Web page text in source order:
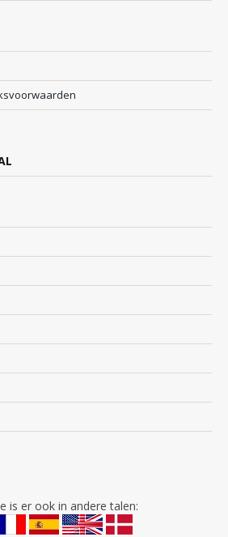
is er ook in andere talen: